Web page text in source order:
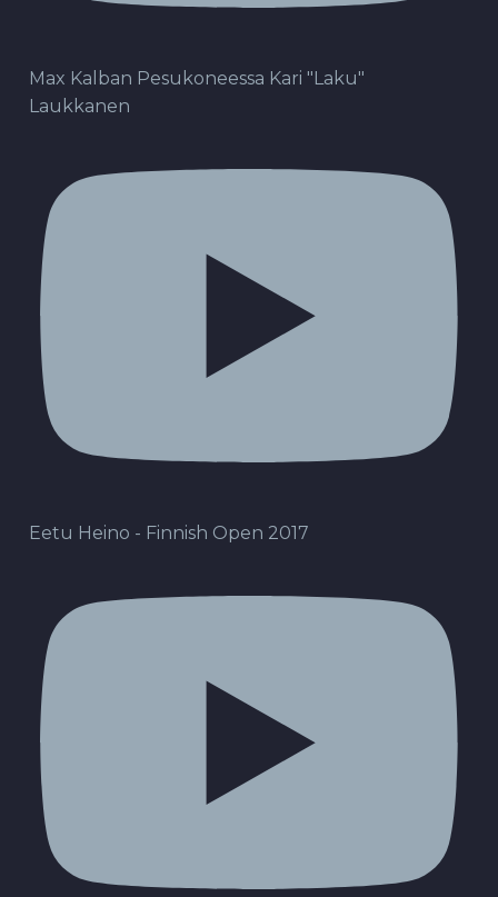
Max Kalban Pesukoneessa Kari "Laku"
Laukkanen
Eetu Heino - Finnish Open 2017